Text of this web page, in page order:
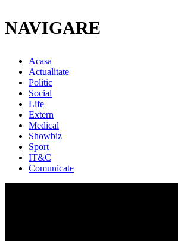
NAVIGARE
Acasa
Actualitate
Politic
Social
Life
Extern
Medical
Showbiz
Sport
IT&C
Comunicate